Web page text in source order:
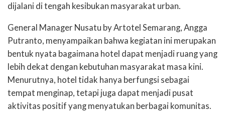
dijalani di tengah kesibukan masyarakat urban.
General Manager Nusatu by Artotel Semarang, Angga
Putranto, menyampaikan bahwa kegiatan ini merupakan
bentuk nyata bagaimana hotel dapat menjadi ruang yang
lebih dekat dengan kebutuhan masyarakat masa kini.
Menurutnya, hotel tidak hanya berfungsi sebagai
tempat menginap, tetapi juga dapat menjadi pusat
aktivitas positif yang menyatukan berbagai komunitas.